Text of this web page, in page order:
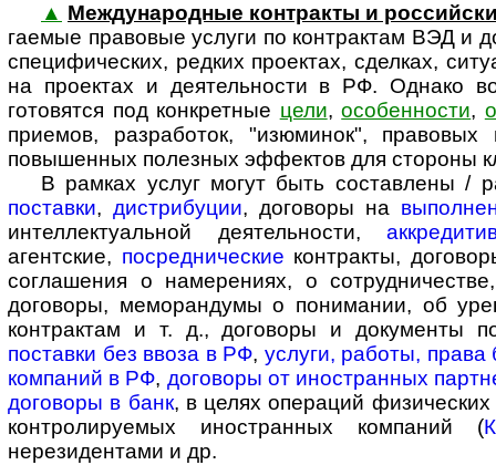
▲ Международные контракты и
га­е­мые пра­во­вые услуги по контрактам ВЭД и
специфических, редких проектах, сделках,
на проектах и деятельности в РФ. Однако
готовятся под конкретные цели,особенности,
приемов, разработок, "изюминок",
повышенных полезных эффектов для стороны
В рамках услуг могут быть составлены /
поставки, дистрибуции, договоры на
интеллектуальной деятельности,
агентские, посреднические контракты,
соглашения о намерениях, о
договоры, меморандумы о понимании, об
контрактам и т. д., договоры и документы
поставки без ввоза в РФ, услуги, работы,
компаний в РФ, договоры от иностранных
договоры в банк, в целях операций
контролируемых иностранных компаний (
нерезидентами и др.